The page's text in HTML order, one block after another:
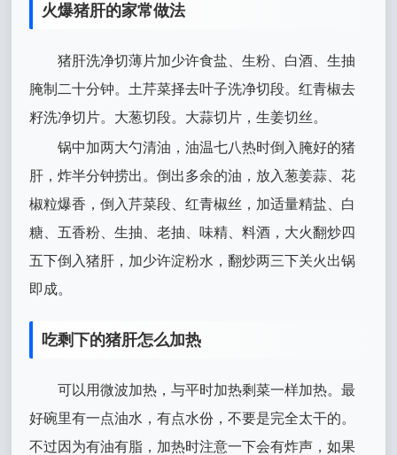
火爆猪肝的家常做法
猪肝洗净切薄片加少许食盐、生粉、白酒、生抽
腌制二十分钟。土芹菜择去叶子洗净切段。红青椒去
籽洗净切片。大葱切段。大蒜切片，生姜切丝。
锅中加两大勺清油，油温七八热时倒入腌好的猪
肝，炸半分钟捞出。倒出多余的油，放入葱姜蒜、花
椒粒爆香，倒入芹菜段、红青椒丝，加适量精盐、白
糖、五香粉、生抽、老抽、味精、料酒，大火翻炒四
五下倒入猪肝，加少许淀粉水，翻炒两三下关火出锅
即成。
吃剩下的猪肝怎么加热
可以用微波加热，与平时加热剩菜一样加热。最
好碗里有一点油水，有点水份，不要是完全太干的。
不过因为有油有脂，加热时注意一下会有炸声，如果